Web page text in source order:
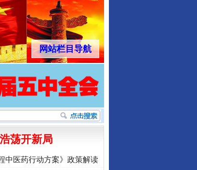
网站栏目导航
荡开新局
中医药行动方案》政策解读